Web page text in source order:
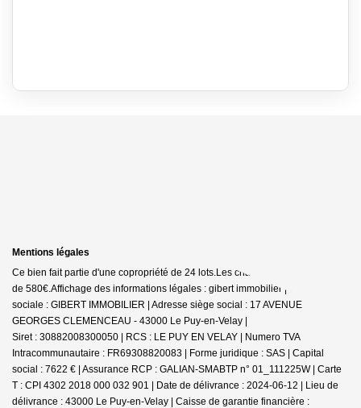
Mentions légales
Ce bien fait partie d'une copropriété de 24 lots.Les charges annuelles sont
de 580€.Affichage des informations légales : gibert immobilier | Raison
sociale : GIBERT IMMOBILIER | Adresse siège social : 17 AVENUE
GEORGES CLEMENCEAU - 43000 Le Puy-en-Velay |
Siret : 30882008300050 | RCS : LE PUY EN VELAY | Numero TVA
Intracommunautaire : FR69308820083 | Forme juridique : SAS | Capital
social : 7622 € | Assurance RCP : GALIAN-SMABTP n° 01_111225W | Carte
T : CPI 4302 2018 000 032 901 | Date de délivrance : 2024-06-12 | Lieu de
délivrance : 43000 Le Puy-en-Velay | Caisse de garantie financière :